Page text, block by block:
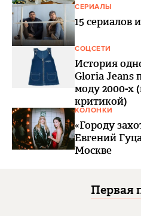
СЕРИАЛЫ
15 сериалов
СОЦСЕТИ
История
Gloria Jeans
моду 2000-х
критикой)
КОЛОНКИ
«Городу
Евгений
Москве
Первая